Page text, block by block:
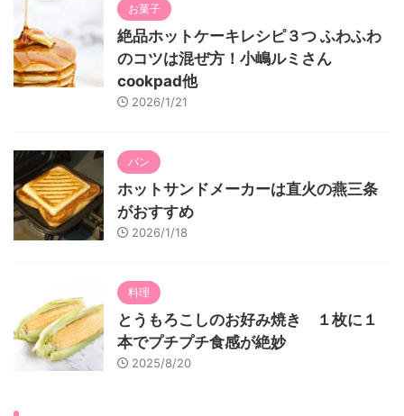
お菓子
絶品ホットケーキレシピ３つ ふわふわ
のコツは混ぜ方！小嶋ルミさん
cookpad他
2026/1/21
パン
ホットサンドメーカーは直火の燕三条
がおすすめ
2026/1/18
料理
とうもろこしのお好み焼き １枚に１
本でプチプチ食感が絶妙
2025/8/20